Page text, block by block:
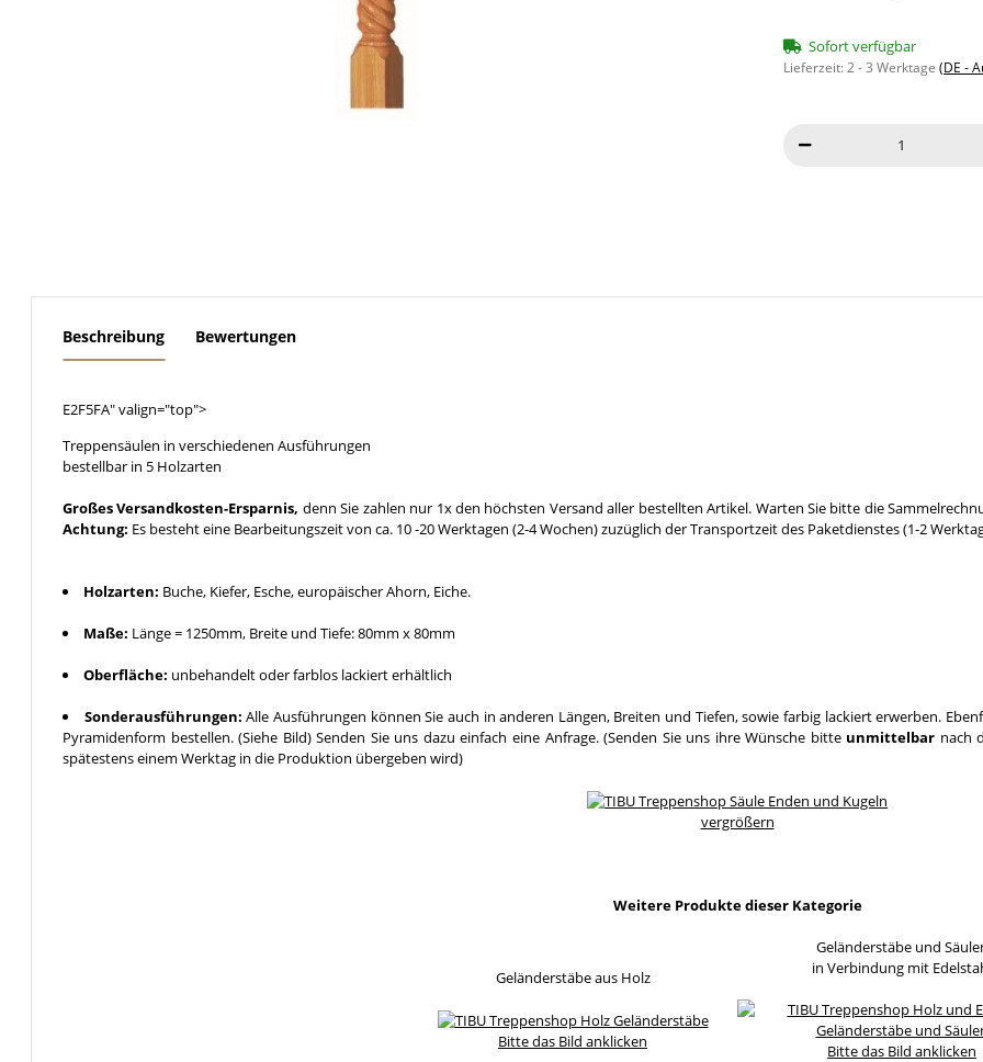
Sofort verfügbar
Lieferzeit:2 - 3 Werktage (DE -
Beschreibung Bewertungen
E2F5FA" valign="top">
Treppensäulen in verschiedenen Ausführungen
bestellbar in 5 Holzarten
Großes Versandkosten-Ersparnis, denn Sie zahlen nur 1x den höchsten Versand aller bestellten Artikel. Warten Sie bitte die
Achtung: Es besteht eine Bearbeitungszeit von ca. 10 -20 Werktagen (2-4 Wochen) zuzüglich der Transportzeit des Paketdienstes (1-2
Holzarten: Buche, Kiefer, Esche, europäischer Ahorn, Eiche.
Maße: Länge = 1250mm, Breite und Tiefe: 80mm x 80mm
Oberfläche: unbehandelt oder farblos lackiert erhältlich
Sonderausführungen: Alle Ausführungen können Sie auch in anderen Längen, Breiten und Tiefen, sowie farbig lackiert erwerben.
Pyramidenform bestellen. (Siehe Bild) Senden Sie uns dazu einfach eine Anfrage. (Senden Sie uns ihre Wünsche bitte unmittelbar nach
spätestens einem Werktag in die Produktion übergeben wird)
vergrößern
Weitere Produkte dieser Kategorie
Geländerstäbe aus Holz
Bitte das Bild anklicken
Geländerstäbe und
in Verbindung mit
Bitte das Bild anklicken